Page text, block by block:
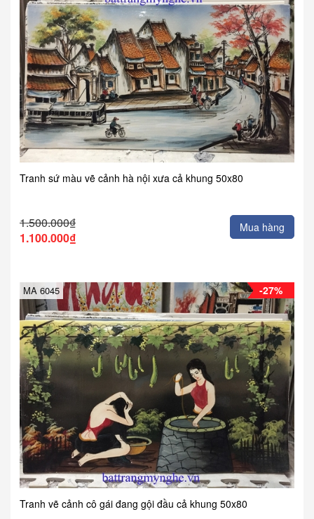
Tranh sứ màu vẽ cảnh hà nội xưa cả khung 50x80
1.500.000₫
1.100.000₫
Mua hàng
-27%
MA 6045
Tranh vẽ cảnh cô gái đang gội đầu cả khung 50x80